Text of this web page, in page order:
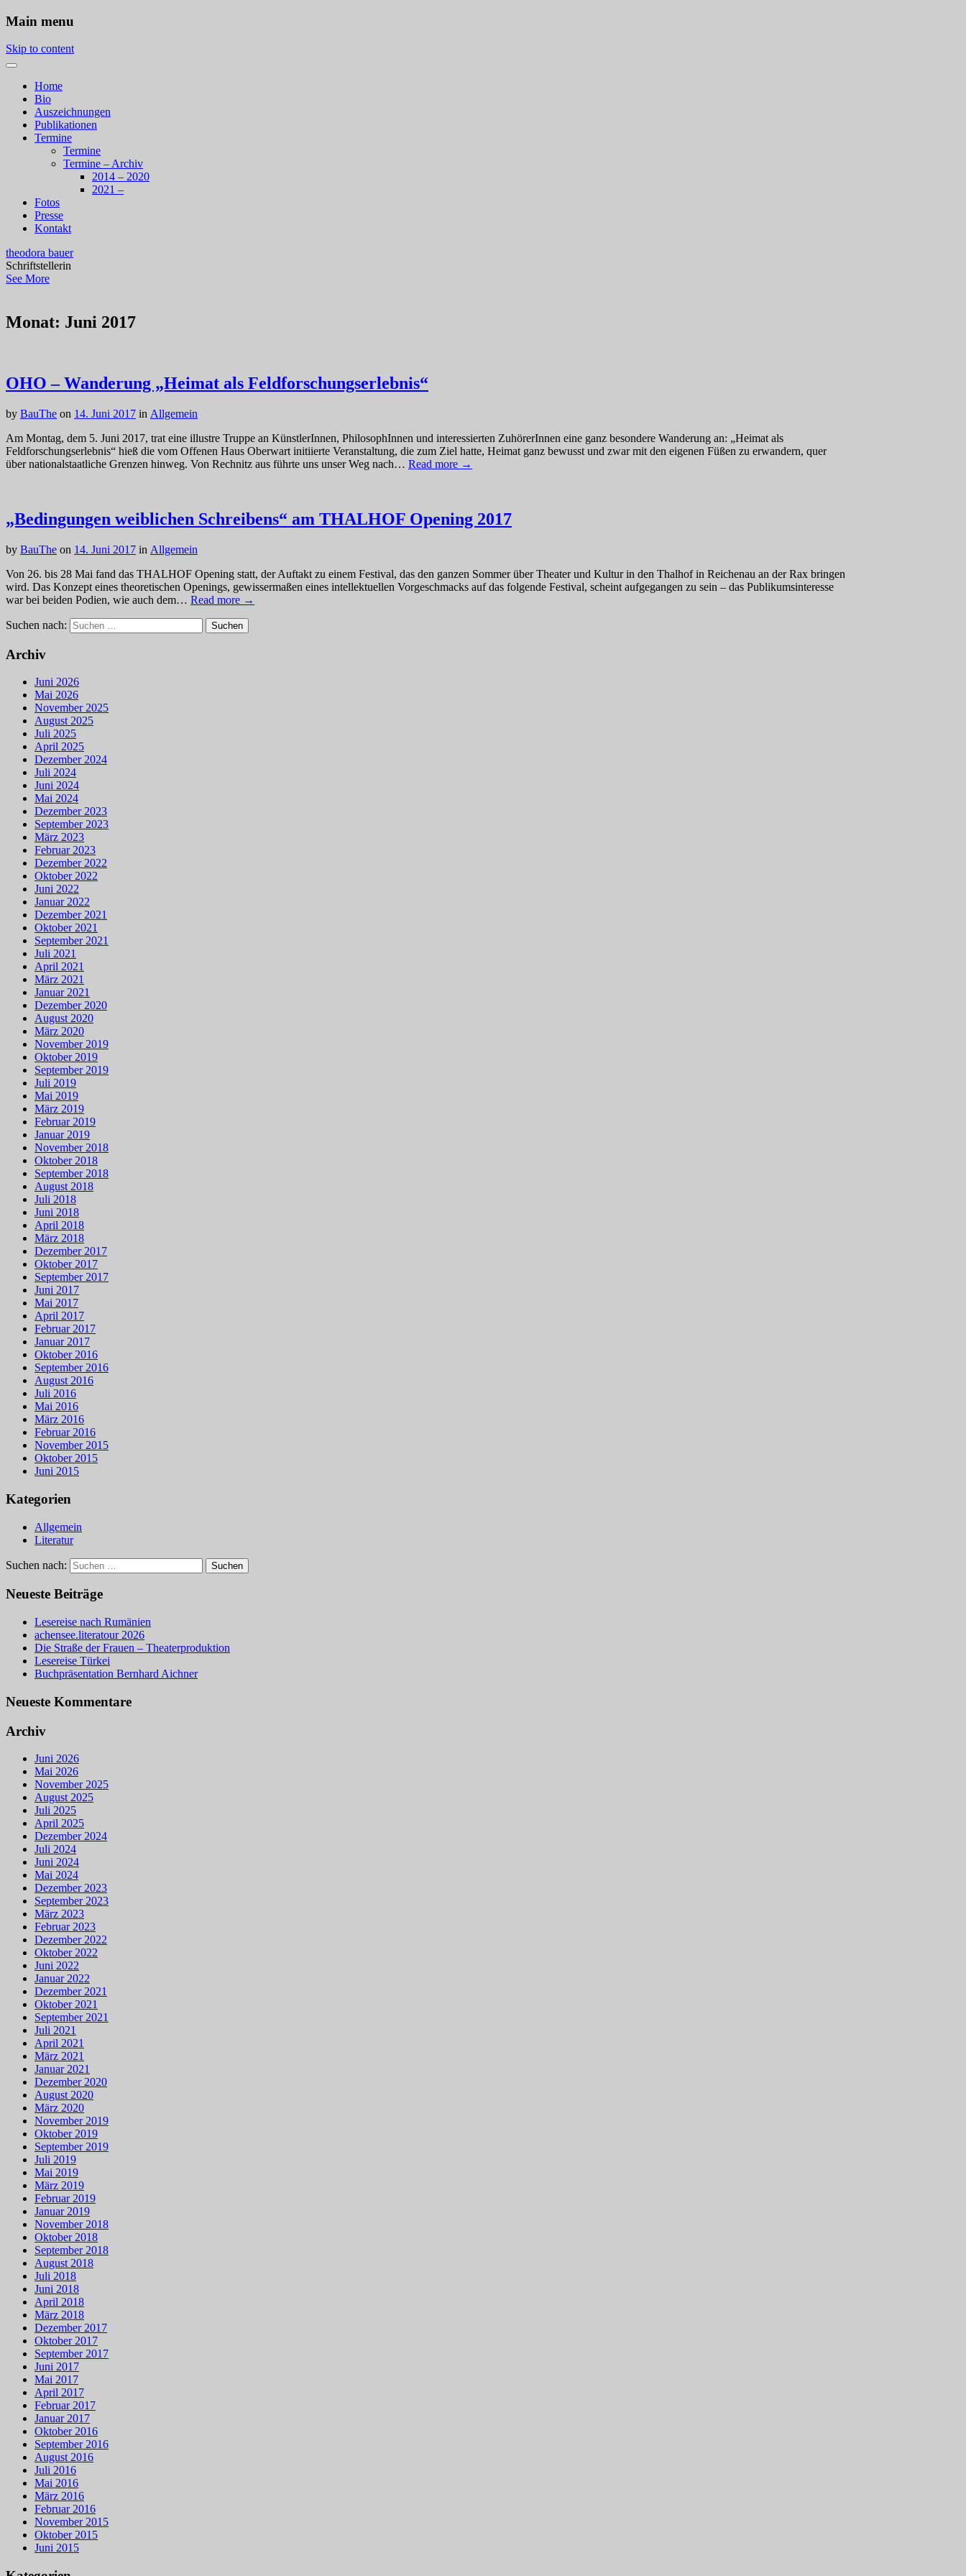
Main menu
Skip to content
Home
Bio
Auszeichnungen
Publikationen
Termine
Termine
Termine – Archiv
2014 – 2020
2021 –
Fotos
Presse
Kontakt
theodora bauer
Schriftstellerin
See More
Monat: Juni 2017
OHO – Wanderung „Heimat als Feldforschungserlebnis“
by BauThe on 14. Juni 2017 in Allgemein
Am Montag, dem 5. Juni 2017, trat eine illustre Truppe an KünstlerInnen, PhilosophInnen und interessierten ZuhörerInnen eine ganz besondere Wanderung an: „Heimat als
Feldforschungserlebnis“ hieß die vom Offenen Haus Oberwart initiierte Veranstaltung, die zum Ziel hatte, Heimat ganz bewusst und zwar mit den eigenen Füßen zu erwandern, quer
über nationalstaatliche Grenzen hinweg. Von Rechnitz aus führte uns unser Weg nach… Read more →
„Bedingungen weiblichen Schreibens“ am THALHOF Opening 2017
by BauThe on 14. Juni 2017 in Allgemein
Von 26. bis 28 Mai fand das THALHOF Opening statt, der Auftakt zu einem Festival, das den ganzen Sommer über Theater und Kultur in den Thalhof in Reichenau an der Rax bringen
wird. Das Konzept eines theoretischen Openings, gewissermaßen eines intellektuellen Vorgeschmacks auf das folgende Festival, scheint aufgegangen zu sein – das Publikumsinteresse
war bei beiden Podien, wie auch dem… Read more →
Suchen nach:
Archiv
Juni 2026
Mai 2026
November 2025
August 2025
Juli 2025
April 2025
Dezember 2024
Juli 2024
Juni 2024
Mai 2024
Dezember 2023
September 2023
März 2023
Februar 2023
Dezember 2022
Oktober 2022
Juni 2022
Januar 2022
Dezember 2021
Oktober 2021
September 2021
Juli 2021
April 2021
März 2021
Januar 2021
Dezember 2020
August 2020
März 2020
November 2019
Oktober 2019
September 2019
Juli 2019
Mai 2019
März 2019
Februar 2019
Januar 2019
November 2018
Oktober 2018
September 2018
August 2018
Juli 2018
Juni 2018
April 2018
März 2018
Dezember 2017
Oktober 2017
September 2017
Juni 2017
Mai 2017
April 2017
Februar 2017
Januar 2017
Oktober 2016
September 2016
August 2016
Juli 2016
Mai 2016
März 2016
Februar 2016
November 2015
Oktober 2015
Juni 2015
Kategorien
Allgemein
Literatur
Suchen nach:
Neueste Beiträge
Lesereise nach Rumänien
achensee.literatour 2026
Die Straße der Frauen – Theaterproduktion
Lesereise Türkei
Buchpräsentation Bernhard Aichner
Neueste Kommentare
Archiv
Juni 2026
Mai 2026
November 2025
August 2025
Juli 2025
April 2025
Dezember 2024
Juli 2024
Juni 2024
Mai 2024
Dezember 2023
September 2023
März 2023
Februar 2023
Dezember 2022
Oktober 2022
Juni 2022
Januar 2022
Dezember 2021
Oktober 2021
September 2021
Juli 2021
April 2021
März 2021
Januar 2021
Dezember 2020
August 2020
März 2020
November 2019
Oktober 2019
September 2019
Juli 2019
Mai 2019
März 2019
Februar 2019
Januar 2019
November 2018
Oktober 2018
September 2018
August 2018
Juli 2018
Juni 2018
April 2018
März 2018
Dezember 2017
Oktober 2017
September 2017
Juni 2017
Mai 2017
April 2017
Februar 2017
Januar 2017
Oktober 2016
September 2016
August 2016
Juli 2016
Mai 2016
März 2016
Februar 2016
November 2015
Oktober 2015
Juni 2015